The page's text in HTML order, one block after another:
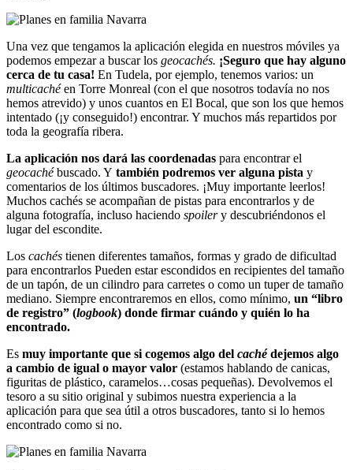
Una vez que tengamos la aplicación elegida en nuestros móviles ya
podemos empezar a buscar los geocachés. ¡Seguro que hay alguno
cerca de tu casa! En Tudela, por ejemplo, tenemos varios: un
multicachéen Torre Monreal (con el que nosotros todavía no nos
hemos atrevido) y unos cuantos en El Bocal, que son los que hemos
intentado (¡y conseguido!) encontrar. Y muchos más repartidos por
toda la geografía ribera.
La aplicación nos dará las coordenadas para encontrar el
geocachébuscado. Y también podremos ver alguna pista y
comentarios de los últimos buscadores. ¡Muy importante leerlos!
Muchos cachés se acompañan de pistas para encontrarlos y de
alguna fotografía, incluso haciendo spoilery descubriéndonos el
lugar del escondite.
Los cachés tienen diferentes tamaños, formas y grado de dificultad
para encontrarlos Pueden estar escondidos en recipientes del tamaño
de un tapón, de un cilindro para carretes o como un tuper de tamaño
mediano. Siempre encontraremos en ellos, como mínimo, un “libro
de registro” (logbook) donde firmar cuándo y quién lo ha
encontrado.
Es muy importante que si cogemos algo del cachédejemos algo
a cambio de igual o mayor valor (estamos hablando de canicas,
figuritas de plástico, caramelos…cosas pequeñas). Devolvemos el
tesoro a su sitio original y subimos nuestra experiencia a la
aplicación para que sea útil a otros buscadores, tanto si lo hemos
encontrado como si no.